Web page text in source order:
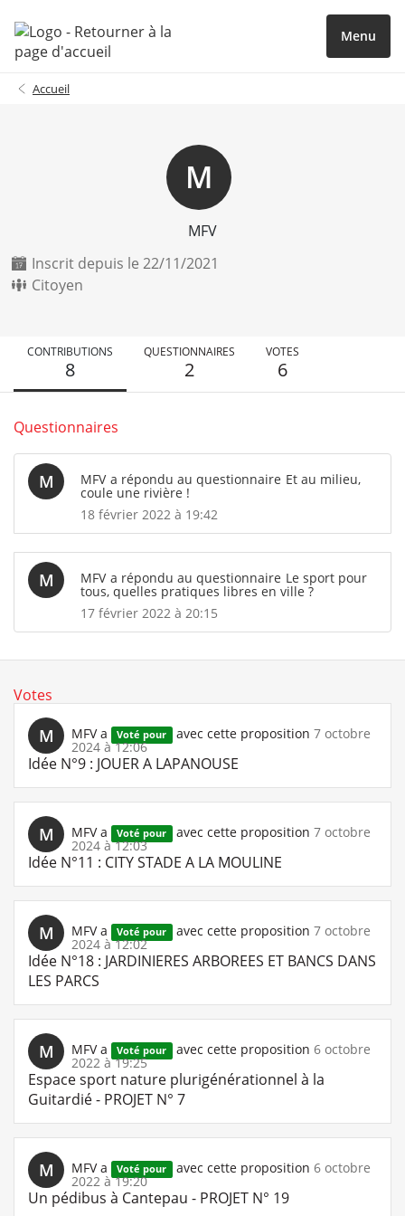
Menu
Accueil
M
MFV
Inscrit depuis le 22/11/2021
Citoyen
CONTRIBUTIONS
8
QUESTIONNAIRES
2
VOTES
6
Questionnaires
M MFV a répondu au questionnaire Et au milieu,
coule une rivière !
18 février 2022 à 19:42
M MFV a répondu au questionnaire Le sport pour
tous, quelles pratiques libres en ville ?
17 février 2022 à 20:15
Votes
M MFV a Voté pour avec cette proposition 7 octobre
2024 à 12:06
Idée N°9 : JOUER A LAPANOUSE
M MFV a Voté pour avec cette proposition 7 octobre
2024 à 12:03
Idée N°11 : CITY STADE A LA MOULINE
M MFV a Voté pour avec cette proposition 7 octobre
2024 à 12:02
Idée N°18 : JARDINIERES ARBOREES ET BANCS DANS
LES PARCS
M MFV a Voté pour avec cette proposition 6 octobre
2022 à 19:25
Espace sport nature plurigénérationnel à la
Guitardié - PROJET N° 7
M MFV a Voté pour avec cette proposition 6 octobre
2022 à 19:20
Un pédibus à Cantepau - PROJET N° 19